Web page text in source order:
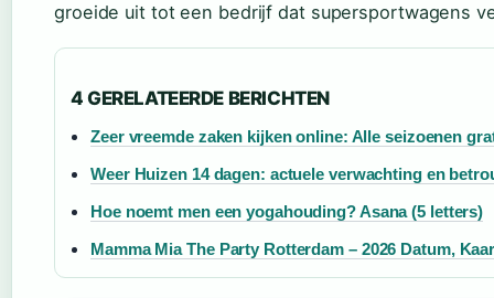
groeide uit tot een bedrijf dat supersportwagens
4 GERELATEERDE BERICHTEN
Zeer vreemde zaken kijken online: Alle seizoenen
Weer Huizen 14 dagen: actuele verwachting en
Hoe noemt men een yogahouding? Asana (5 letters)
Mamma Mia The Party Rotterdam – 2026 Datum,